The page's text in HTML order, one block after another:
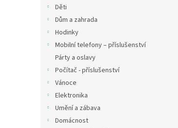
Děti
Dům a zahrada
Hodinky
Mobilní telefony – příslušenství
Párty a oslavy
Počítač - příslušenství
Vánoce
Elektronika
Umění a zábava
Domácnost